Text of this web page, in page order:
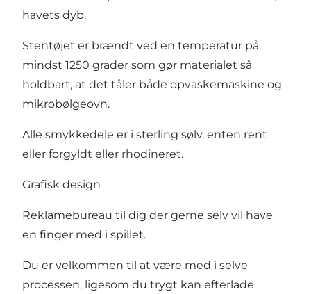
havets dyb.
Stentøjet er brændt ved en temperatur på
mindst 1250 grader som gør materialet så
holdbart, at det tåler både opvaskemaskine og
mikrobølgeovn.
Alle smykkedele er i sterling sølv, enten rent
eller forgyldt eller rhodineret.
Grafisk design
Reklamebureau til dig der gerne selv vil have
en finger med i spillet.
Du er velkommen til at være med i selve
processen, ligesom du trygt kan efterlade